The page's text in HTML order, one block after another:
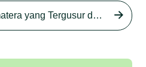
Tripa
27 Agu 2025
Perburuan
Kisah Orangutan Sumatera yang Tergusur dari Rumah Sendiri series